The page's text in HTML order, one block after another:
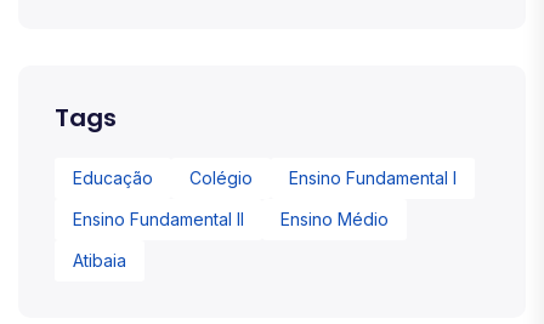
Tags
Educação Colégio
Ensino Fundamental I
Ensino Fundamental II
Ensino Médio
Atibaia